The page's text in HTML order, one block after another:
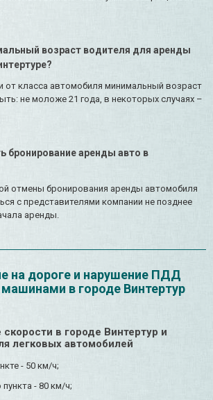
возраст водителя для аренды
от класса автомобиля минимальный возраст
не моложе 21 года, в некоторых случаях –
бронирование аренды авто в
отмены бронирования аренды автомобиля
с представителями компании не позднее
аренды.
на дороге и нарушение ПДД
в городе Винтертур
в городе Винтертур и
легковых автомобилей
- 50 км/ч;
- 80 км/ч;